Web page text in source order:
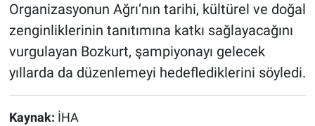
Organizasyonun Ağrı’nın tarihi, kültürel ve doğal
zenginliklerinin tanıtımına katkı sağlayacağını
vurgulayan Bozkurt, şampiyonayı gelecek
yıllarda da düzenlemeyi hedeflediklerini söyledi.
Kaynak: İHA